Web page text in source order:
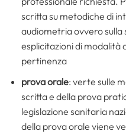
scritta su metodiche di
audiometria ovvero sulla
esplicitazioni di modalità
pertinenza
prova orale: verte sulle
scritta e della prova
legislazione sanitaria
della prova orale viene